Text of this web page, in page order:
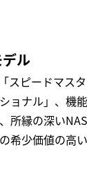
ル
ピードマス
ョナル」、
所縁の深い
少価値の高